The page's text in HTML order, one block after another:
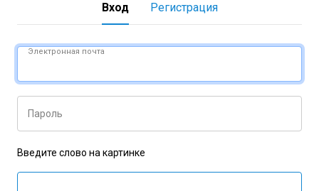
Вход Регистрация
Электронная почта
Пароль
Введите слово на картинке